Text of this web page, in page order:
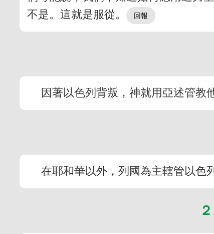
不是。這就是服從。
因著以色列背叛，神就用亞述管教
在耶和華以外，列國為主轄管以色